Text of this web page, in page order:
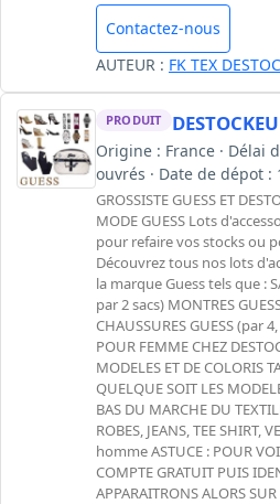
Contactez-nous
AUTEUR : FK TEX
PRODUIT
Origine : France · Délai
ouvrés · Date de dépot :
GROSSISTE GUESS ET
MODE GUESS Lots
pour refaire vos stocks ou
Découvrez tous nos lots
la marque Guess tels que :
par 2 sacs) MONTRES
CHAUSSURES GUESS (par
POUR FEMME CHEZ
MODELES ET DE COLORIS
QUELQUE SOIT LES
BAS DU MARCHE DU
ROBES, JEANS, TEE SHIRT,
homme ASTUCE : POUR
COMPTE GRATUIT PUIS
APPARAITRONS ALORS SUR